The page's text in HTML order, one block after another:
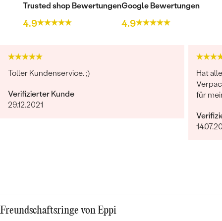
Trusted shop Bewertungen
4.9
Google Bewertungen
4.9
Toller Kundenservice. ;)
Verifizierter Kunde
29.12.2021
Hat
für
Freundschaftsringe von Eppi